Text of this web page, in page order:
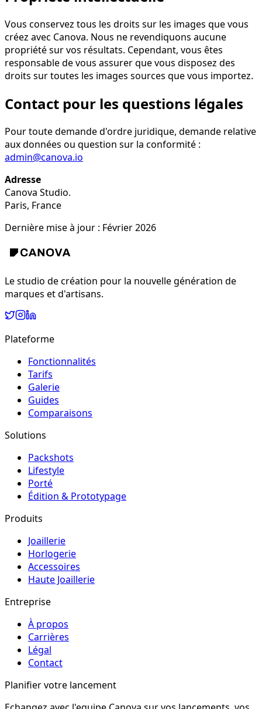
Vous conservez tous les droits sur les images que vous
créez avec Canova. Nous ne revendiquons aucune
propriété sur vos résultats. Cependant, vous êtes
responsable de vous assurer que vous disposez des
droits sur toutes les images sources que vous importez.
Contact pour les questions légales
Pour toute demande d'ordre juridique, demande relative
aux données ou question sur la conformité :
admin@canova.io
Adresse
Canova Studio.
Paris, France
Dernière mise à jour : Février 2026
Le studio de création pour la nouvelle génération de
marques et d'artisans.
Plateforme
Fonctionnalités
Tarifs
Galerie
Guides
Comparaisons
Solutions
Packshots
Lifestyle
Porté
Édition & Prototypage
Produits
Joaillerie
Horlogerie
Accessoires
Haute Joaillerie
Entreprise
À propos
Carrières
Légal
Contact
Planifier votre lancement